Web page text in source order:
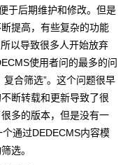
于后期维护和修改。但是
提高，有些复杂的功能
以导致很多人开始放弃
使用者问的最多的问
合筛选”。这个问题很早
断转载和更新导致了很
多的版本，但是没有一
通过DEDECMS内容模
选。